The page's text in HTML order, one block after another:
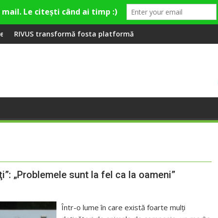
la Fashion Village
fosta platformă Carbochim într-un nou centru cultural și
„Problemele sunt la fel ca la oameni”
Într-o lume în care există foarte mulţi